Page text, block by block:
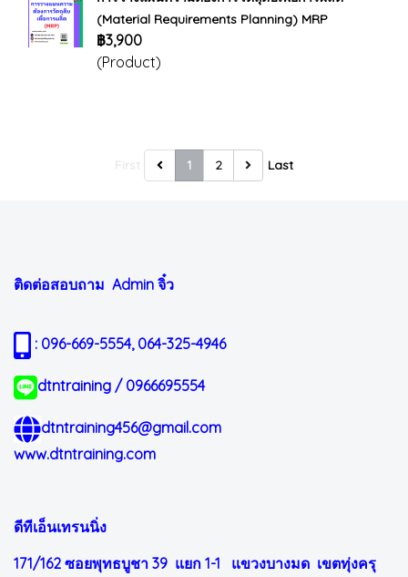
(Material Requirements Planning) MRP
฿3,900
(Product)
1 2 Last
ติดต่อสอบถาม Admin จิ๋ว
: 096-669-5554, 064-325-4946
dtntraining / 0966695554
dtntraining456@gmail.com
www.dtntraining.com
ดีทีเอ็นเทรนนิ่ง
171/162 ซอยพุทธบูชา 39 แยก 1-1 แขวงบางมด เขตทุ่งครุ